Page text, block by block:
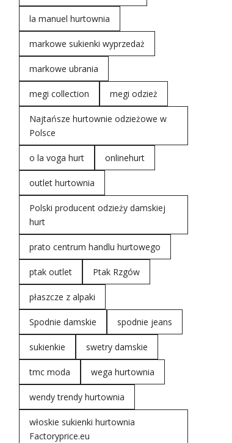
la manuel hurtownia
markowe sukienki wyprzedaż
markowe ubrania
megi collection megi odzież
Najtańsze hurtownie odzieżowe w
Polsce
o la voga hurt onlinehurt
outlet hurtownia
Polski producent odzieży damskiej
hurt
prato centrum handlu hurtowego
ptak outlet Ptak Rzgów
płaszcze z alpaki
Spodnie damskie spodnie jeans
sukienkie swetry damskie
tmc moda wega hurtownia
wendy trendy hurtownia
włoskie sukienki hurtownia
Factoryprice.eu